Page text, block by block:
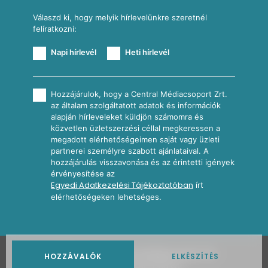
HOZZÁVALÓK ELKÉSZÍTÉS
Válaszd ki, hogy melyik hírlevelünkre szeretnél
felíratkozni:
Napi hírlevél Heti hírlevél
Hozzájárulok, hogy a Central Médiacsoport Zrt.
az általam szolgáltatott adatok és információk
alapján hírleveleket küldjön számomra és
közvetlen üzletszerzési céllal megkeressen a
megadott elérhetőségeimen saját vagy üzleti
partnerei személyre szabott ajánlataival. A
hozzájárulás visszavonása és az érintetti igények
érvényesítése az
Egyedi Adatkezelési Tájékoztatóban írt
elérhetőségeken lehetséges.
2026Nosalty · Central Médiacsoport Zrt.